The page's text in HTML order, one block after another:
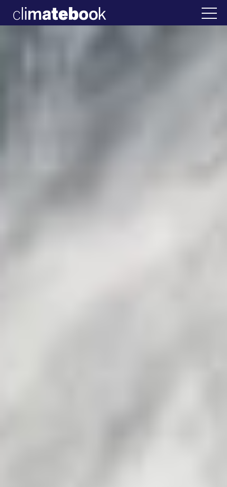
22 ΙΑΝ 2026 2025 Η άβολη αλήθεια για